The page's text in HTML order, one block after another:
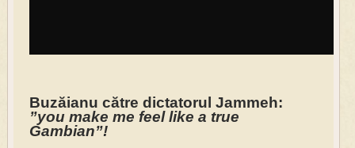
Buzăianu către dictatorul Jammeh:
”you make me feel like a true
Gambian”!